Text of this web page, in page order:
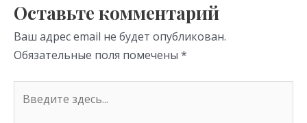
ni
ki
Оставьте комментарий
Ваш адрес email не будет опубликован.
Обязательные поля помечены *
здесь...